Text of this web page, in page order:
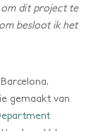
om dit project te
besloot ik het
gemaakt van